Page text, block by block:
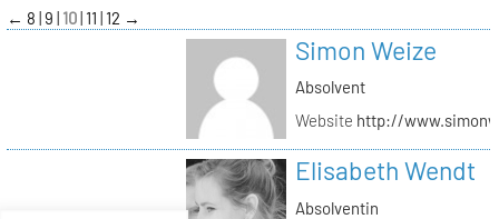
zum
Inhalt
← 8 9 10 11 12 →
Simon Weize
Absolvent
Website http://
Elisabeth Wendt
Absolventin